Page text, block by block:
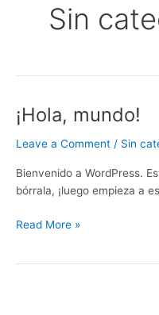
Sin
¡Hola, mundo!
Leave a Comment / Sin
Bienvenido a WordPress.
bórrala, ¡luego empieza a
¡Hola,
mundo!
Read More »